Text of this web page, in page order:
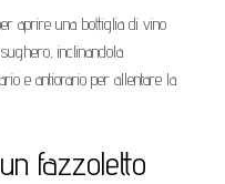
aprire una bottiglia di vino
inclinandola
e antiorario per allentare la
fazzoletto